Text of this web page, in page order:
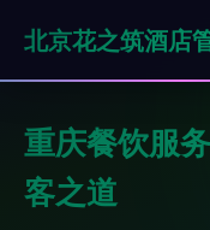
重庆餐饮服
客之道